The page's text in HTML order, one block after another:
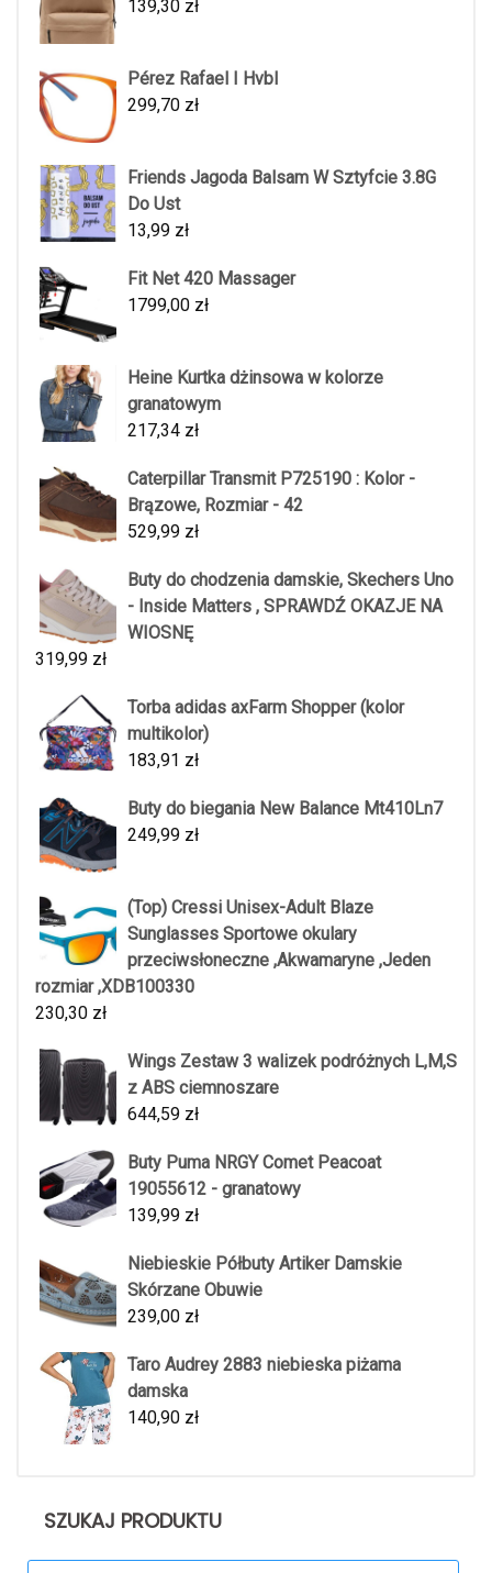
139,30 zł
Pérez Rafael I Hvbl
299,70 zł
Friends Jagoda Balsam W Sztyfcie 3.8G
Do Ust
13,99 zł
Fit Net 420 Massager
1799,00 zł
Heine Kurtka dżinsowa w kolorze
granatowym
217,34 zł
Caterpillar Transmit P725190 : Kolor -
Brązowe, Rozmiar - 42
529,99 zł
Buty do chodzenia damskie, Skechers Uno
- Inside Matters , SPRAWDŹ OKAZJE NA
WIOSNĘ
319,99 zł
Torba adidas axFarm Shopper (kolor
multikolor)
183,91 zł
Buty do biegania New Balance Mt410Ln7
249,99 zł
(Top) Cressi Unisex-Adult Blaze
Sunglasses Sportowe okulary
przeciwsłoneczne ,Akwamaryne ,Jeden
rozmiar ,XDB100330
230,30 zł
Wings Zestaw 3 walizek podróżnych L,M,S
z ABS ciemnoszare
644,59 zł
Buty Puma NRGY Comet Peacoat
19055612 - granatowy
139,99 zł
Niebieskie Półbuty Artiker Damskie
Skórzane Obuwie
239,00 zł
Taro Audrey 2883 niebieska piżama
damska
140,90 zł
SZUKAJ PRODUKTU